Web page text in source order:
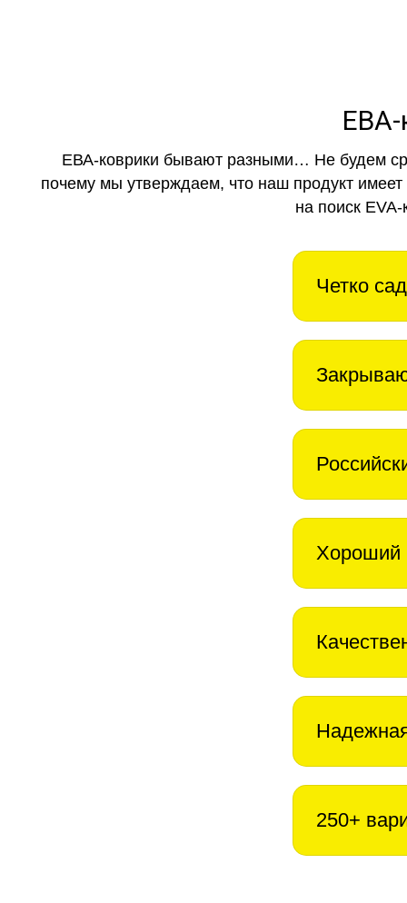
ЕВА-коврики бывают разными… Не будем
почему мы утверждаем, что наш продукт
на поиск
Четко
Хороший
250+